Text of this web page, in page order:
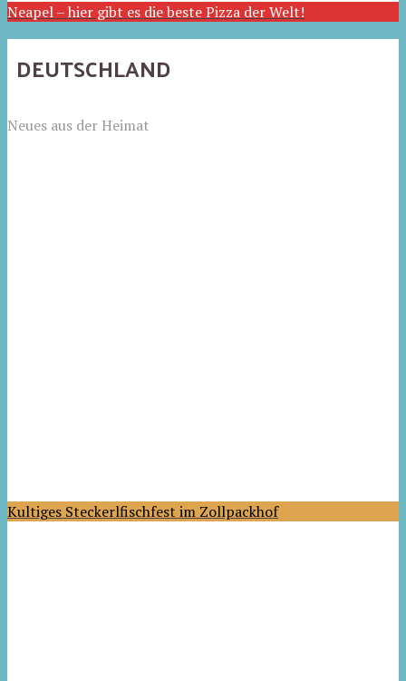
Neapel – hier gibt es die beste Pizza der Welt!
DEUTSCHLAND
Neues aus der Heimat
Kultiges Steckerlfischfest im Zollpackhof